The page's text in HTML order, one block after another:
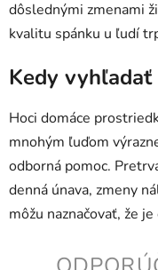
dôslednými zmenami
kvalitu spánku u ľudí
Kedy vyhľadať
Hoci domáce
mnohým ľuďom
odborná pomoc.
denná únava, zmeny
môžu naznačovať, že